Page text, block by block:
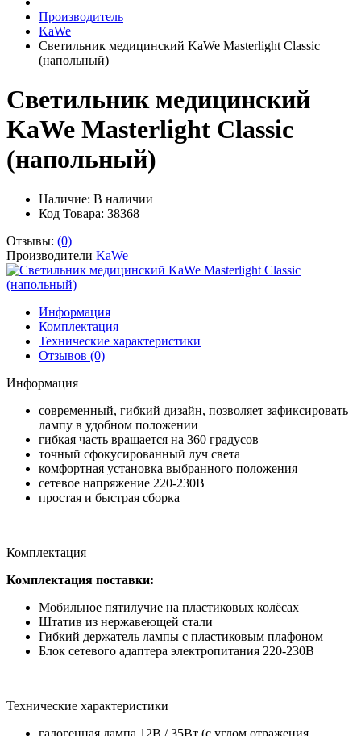
Производитель
KaWe
Светильник медицинский KaWe Masterlight Classic
(напольный)
Светильник медицинский
KaWe Masterlight Classic
(напольный)
Наличие: В наличии
Код Товара: 38368
Отзывы: (0)
Производители KaWe
Информация
Комплектация
Технические характеристики
Отзывов (0)
Информация
современный, гибкий дизайн, позволяет зафиксировать
лампу в удобном положении
гибкая часть вращается на 360 градусов
точный сфокусированный луч света
комфортная установка выбранного положения
сетевое напряжение 220-230В
простая и быстрая сборка
Комплектация
Комплектация поставки:
Мобильное пятилучие на пластиковых колёсах
Штатив из нержавеющей стали
Гибкий держатель лампы с пластиковым плафоном
Блок сетевого адаптера электропитания 220-230В
Технические характеристики
галогенная лампа 12В / 35Вт (с углом отражения